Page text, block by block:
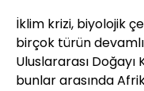
İklim krizi, biyolojik
birçok türün
Uluslararası
bunlar arasında